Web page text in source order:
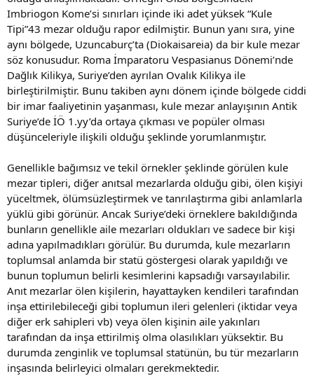
Imbriogon Kome’si sınırları içinde iki adet yüksek “Kule
Tipi”43 mezar olduğu rapor edilmiştir. Bunun yanı sıra, yine
aynı bölgede, Uzuncaburç’ta (Diokaisareia) da bir kule mezar
söz konusudur. Roma İmparatoru Vespasianus Dönemi’nde
Dağlık Kilikya, Suriye’den ayrılan Ovalık Kilikya ile
birleştirilmiştir. Bunu takiben aynı dönem içinde bölgede ciddi
bir imar faaliyetinin yaşanması, kule mezar anlayışının Antik
Suriye’de İÖ 1.yy’da ortaya çıkması ve popüler olması
düşünceleriyle ilişkili olduğu şeklinde yorumlanmıştır.
Genellikle bağımsız ve tekil örnekler şeklinde görülen kule
mezar tipleri, diğer anıtsal mezarlarda olduğu gibi, ölen kişiyi
yüceltmek, ölümsüzleştirmek ve tanrılaştırma gibi anlamlarla
yüklü gibi görünür. Ancak Suriye’deki örneklere bakıldığında
bunların genellikle aile mezarları oldukları ve sadece bir kişi
adına yapılmadıkları görülür. Bu durumda, kule mezarların
toplumsal anlamda bir statü göstergesi olarak yapıldığı ve
bunun toplumun belirli kesimlerini kapsadığı varsayılabilir.
Anıt mezarlar ölen kişilerin, hayattayken kendileri tarafından
inşa ettirilebileceği gibi toplumun ileri gelenleri (iktidar veya
diğer erk sahipleri vb) veya ölen kişinin aile yakınları
tarafından da inşa ettirilmiş olma olasılıkları yüksektir. Bu
durumda zenginlik ve toplumsal statünün, bu tür mezarların
inşasında belirleyici olmaları gerekmektedir.